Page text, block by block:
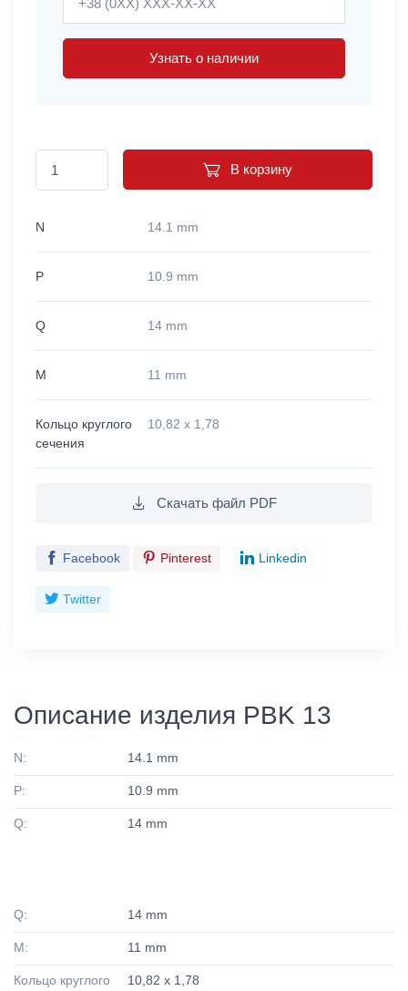
Узнать о наличии
В корзину
N 14.1 mm
P 10.9 mm
Q 14 mm
M 11 mm
Кольцо круглого
сечения
10,82 x 1,78
Скачать файл PDF
Facebook Pinterest Linkedin
Twitter
Описание изделия PBK 13
N: 14.1 mm
P: 10.9 mm
Q: 14 mm
Q: 14 mm
M: 11 mm
Кольцо круглого
10,82 x 1,78